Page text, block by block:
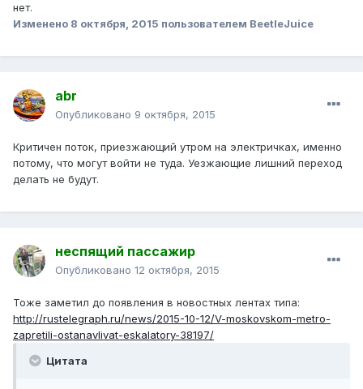
нет.
Изменено 8 октября, 2015 пользователем BeetleJuice
abr
Опубликовано 9 октября, 2015
Критичен поток, приезжающий утром на электричках, именно
потому, что могут войти не туда. Уезжающие лишний переход
делать не будут.
неспящий пассажир
Опубликовано 12 октября, 2015
Тоже заметил до появления в новостных лентах типа:
http://rustelegraph.ru/news/2015-10-12/V-moskovskom-metro-
zapretili-ostanavlivat-eskalatory-38197/
Цитата